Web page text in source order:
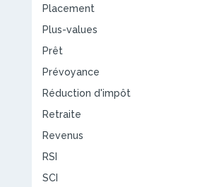
Placement
Plus-values
Prêt
Prévoyance
Réduction d'impôt
Retraite
Revenus
RSI
SCI